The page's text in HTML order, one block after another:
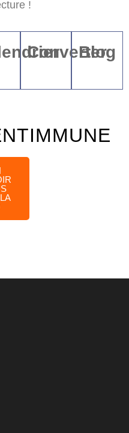
!
Converter
Blog